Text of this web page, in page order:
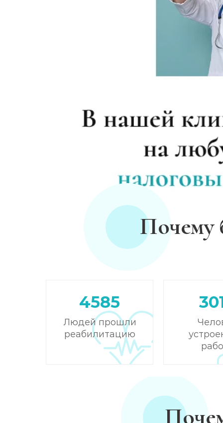
Почему
4585
Людей прошли
реабилитацию